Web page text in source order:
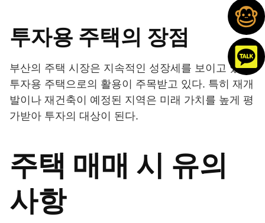
투자용 주택의 장점
부산의 주택 시장은 지속적인 성장세를 보이고 있어,
투자용 주택으로의 활용이 주목받고 있다. 특히 재개
발이나 재건축이 예정된 지역은 미래 가치를 높게 평
가받아 투자의 대상이 된다.
주택 매매 시 유의
사항